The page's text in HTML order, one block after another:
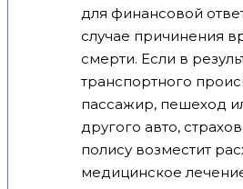
для финансовой
случае причинения
смерти. Если в
транспортного
пассажир, пешеход
другого авто,
полису возместит
медицинское